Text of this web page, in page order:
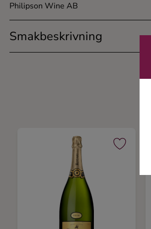
Philipson Wine AB
Smakbeskrivning